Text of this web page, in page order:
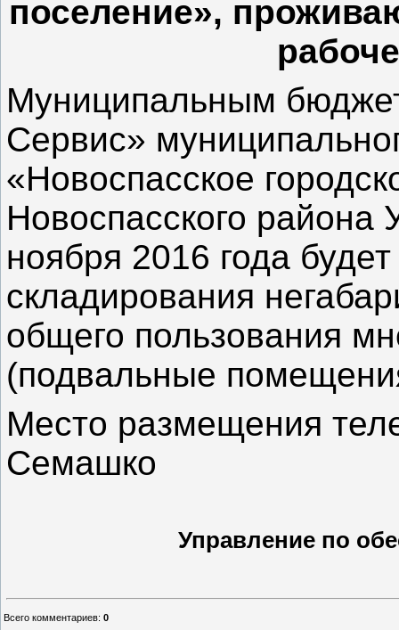
поселение»,
Муниципальным
Сервис»
«Новоспасское
Новоспасского района
ноября 2016 года
складирования
общего пользования
(подвальные
Место размещения
Семашко
Управление по
Всего комментариев: 0